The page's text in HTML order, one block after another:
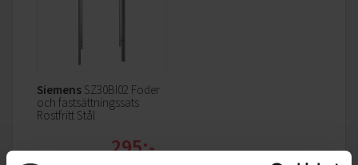
Intelligent energianvändning med smartStart. Funktionen
Siemens SZ30BI02 Foder
och fastsättningssats
Rostfritt Stål
295:-